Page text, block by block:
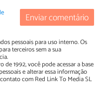
Enviar comentário
pessoais para uso interno. Os
terceiros sem a sua
1992, você pode acessar a base
e alterar essa informação
com Red Link To Media SL